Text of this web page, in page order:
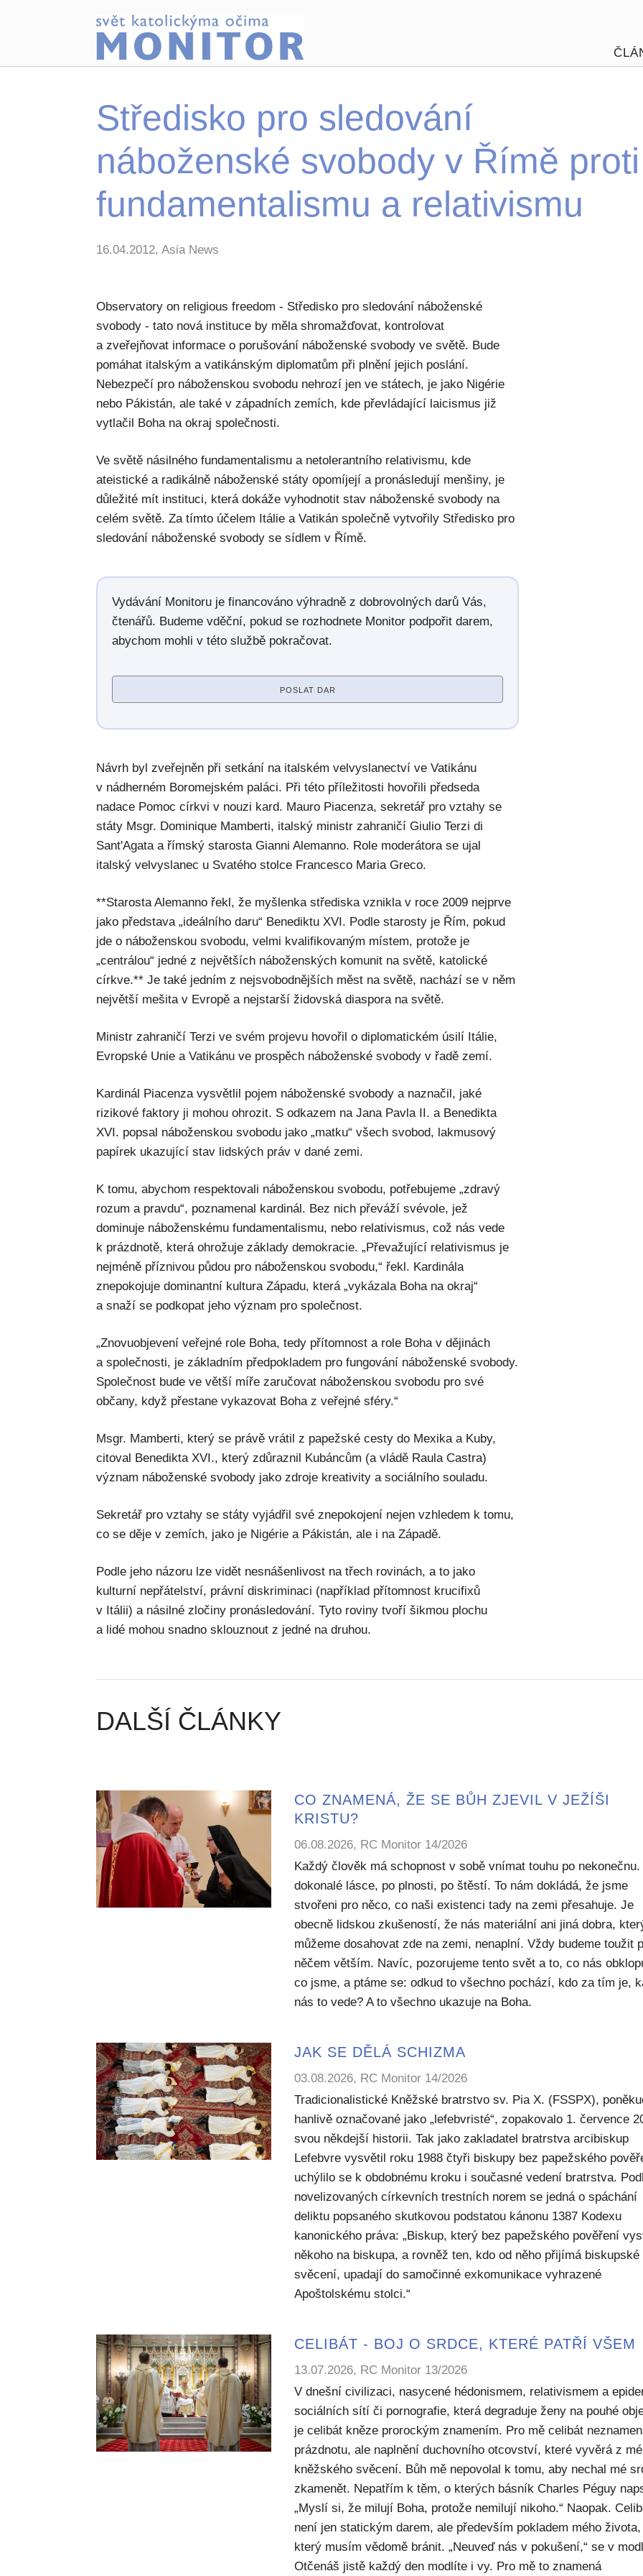
Středisko pro sledování
náboženské svobody v Římě proti
fundamentalismu a relativismu
16.04.2012, Asia News
Observatory on religious freedom - Středisko pro sledování náboženské
svobody - tato nová instituce by měla shromažďovat, kontrolovat
a zveřejňovat informace o porušování náboženské svobody ve světě. Bude
pomáhat italským a vatikánským diplomatům při plnění jejich poslání.
Nebezpečí pro náboženskou svobodu nehrozí jen ve státech, je jako Nigérie
nebo Pákistán, ale také v západních zemích, kde převládající laicismus již
vytlačil Boha na okraj společnosti.
Ve světě násilného fundamentalismu a netolerantního relativismu, kde
ateistické a radikálně náboženské státy opomíjejí a pronásledují menšiny, je
důležité mít instituci, která dokáže vyhodnotit stav náboženské svobody na
celém světě. Za tímto účelem Itálie a Vatikán společně vytvořily Středisko pro
sledování náboženské svobody se sídlem v Římě.
Vydávání Monitoru je financováno výhradně z dobrovolných darů Vás,
čtenářů. Budeme vděční, pokud se rozhodnete Monitor podpořit darem,
abychom mohli v této službě pokračovat.
POSLAT DAR
Návrh byl zveřejněn při setkání na italském velvyslanectví ve Vatikánu
v nádherném Boromejském paláci. Při této příležitosti hovořili předseda
nadace Pomoc církvi v nouzi kard. Mauro Piacenza, sekretář pro vztahy se
státy Msgr. Dominique Mamberti, italský ministr zahraničí Giulio Terzi di
Sant'Agata a římský starosta Gianni Alemanno. Role moderátora se ujal
italský velvyslanec u Svatého stolce Francesco Maria Greco.
**Starosta Alemanno řekl, že myšlenka střediska vznikla v roce 2009 nejprve
jako představa „ideálního daru“ Benediktu XVI. Podle starosty je Řím, pokud
jde o náboženskou svobodu, velmi kvalifikovaným místem, protože je
„centrálou“ jedné z největších náboženských komunit na světě, katolické
církve.** Je také jedním z nejsvobodnějších měst na světě, nachází se v něm
největší mešita v Evropě a nejstarší židovská diaspora na světě.
Ministr zahraničí Terzi ve svém projevu hovořil o diplomatickém úsilí Itálie,
Evropské Unie a Vatikánu ve prospěch náboženské svobody v řadě zemí.
Kardinál Piacenza vysvětlil pojem náboženské svobody a naznačil, jaké
rizikové faktory ji mohou ohrozit. S odkazem na Jana Pavla II. a Benedikta
XVI. popsal náboženskou svobodu jako „matku“ všech svobod, lakmusový
papírek ukazující stav lidských práv v dané zemi.
K tomu, abychom respektovali náboženskou svobodu, potřebujeme „zdravý
rozum a pravdu“, poznamenal kardinál. Bez nich převáží svévole, jež
dominuje náboženskému fundamentalismu, nebo relativismus, což nás vede
k prázdnotě, která ohrožuje základy demokracie. „Převažující relativismus je
nejméně příznivou půdou pro náboženskou svobodu,“ řekl. Kardinála
znepokojuje dominantní kultura Západu, která „vykázala Boha na okraj“
a snaží se podkopat jeho význam pro společnost.
„Znovuobjevení veřejné role Boha, tedy přítomnost a role Boha v dějinách
a společnosti, je základním předpokladem pro fungování náboženské svobody.
Společnost bude ve větší míře zaručovat náboženskou svobodu pro své
občany, když přestane vykazovat Boha z veřejné sféry.“
Msgr. Mamberti, který se právě vrátil z papežské cesty do Mexika a Kuby,
citoval Benedikta XVI., který zdůraznil Kubáncům (a vládě Raula Castra)
význam náboženské svobody jako zdroje kreativity a sociálního souladu.
Sekretář pro vztahy se státy vyjádřil své znepokojení nejen vzhledem k tomu,
co se děje v zemích, jako je Nigérie a Pákistán, ale i na Západě.
Podle jeho názoru lze vidět nesnášenlivost na třech rovinách, a to jako
kulturní nepřátelství, právní diskriminaci (například přítomnost krucifixů
v Itálii) a násilné zločiny pronásledování. Tyto roviny tvoří šikmou plochu
a lidé mohou snadno sklouznout z jedné na druhou.
DALŠÍ ČLÁNKY
CO ZNAMENÁ, ŽE SE BŮH ZJEVIL V JEŽÍŠI
KRISTU?
06.08.2026, RC Monitor 14/2026
Každý člověk má schopnost v sobě vnímat touhu po nekonečnu.
dokonalé lásce, po plnosti, po štěstí. To nám dokládá, že jsme
stvořeni pro něco, co naši existenci tady na zemi přesahuje. Je
obecně lidskou zkušeností, že nás materiální ani jiná dobra,
můžeme dosahovat zde na zemi, nenaplní. Vždy budeme toužit
něčem větším. Navíc, pozorujeme tento svět a to, co nás
co jsme, a ptáme se: odkud to všechno pochází, kdo za tím je,
nás to vede? A to všechno ukazuje na Boha.
JAK SE DĚLÁ SCHIZMA
03.08.2026, RC Monitor 14/2026
Tradicionalistické Kněžské bratrstvo sv. Pia X. (FSSPX),
hanlivě označované jako „lefebvristé“, zopakovalo 1. července
svou někdejší historii. Tak jako zakladatel bratrstva arcibiskup
Lefebvre vysvětil roku 1988 čtyři biskupy bez papežského
uchýlilo se k obdobnému kroku i současné vedení bratrstva.
novelizovaných církevních trestních norem se jedná o spáchání
deliktu popsaného skutkovou podstatou kánonu 1387 Kodexu
kanonického práva: „Biskup, který bez papežského pověření
někoho na biskupa, a rovněž ten, kdo od něho přijímá biskupské
svěcení, upadají do samočinné exkomunikace vyhrazené
Apoštolskému stolci.“
CELIBÁT - BOJ O SRDCE, KTERÉ PATŘÍ VŠEM
13.07.2026, RC Monitor 13/2026
V dnešní civilizaci, nasycené hédonismem, relativismem a
sociálních sítí či pornografie, která degraduje ženy na pouhé
je celibát kněze prorockým znamením. Pro mě celibát
prázdnotu, ale naplnění duchovního otcovství, které vyvěrá z
kněžského svěcení. Bůh mě nepovolal k tomu, aby nechal mé
zkamenět. Nepatřím k těm, o kterých básník Charles Péguy
„Myslí si, že milují Boha, protože nemilují nikoho.“ Naopak.
není jen statickým darem, ale především pokladem mého života,
který musím vědomě bránit. „Neuveď nás v pokušení,“ se v
Otčenáš jistě každý den modlíte i vy. Pro mě to znamená